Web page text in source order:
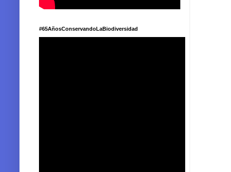
#65AñosConservandoLaBiodiversidad